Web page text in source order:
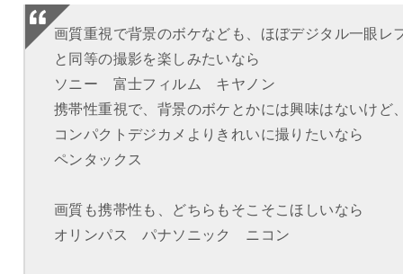
画質重視で背景のボケなども、ほぼデジタル一眼レ
と同等の撮影を楽しみたいなら
ソニー 富士フィルム キヤノン
携帯性重視で、背景のボケとかには興味はないけど
コンパクトデジカメよりきれいに撮りたいなら
ペンタックス
画質も携帯性も、どちらもそこそこほしいなら
オリンパス パナソニック ニコン